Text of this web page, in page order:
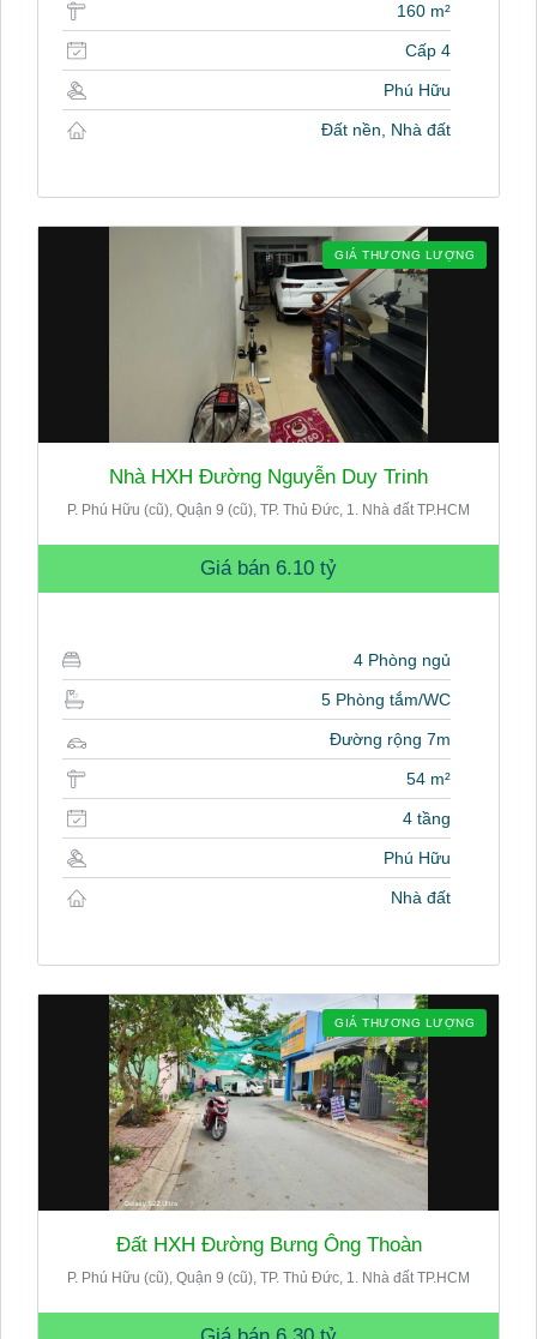
160 m²
Cấp 4
Phú Hữu
Đất nền, Nhà đất
GIÁ THƯƠNG LƯỢNG
Nhà HXH Đường Nguyễn Duy Trinh
P. Phú Hữu (cũ), Quận 9 (cũ), TP. Thủ Đức, 1. Nhà đất TP.HCM
Giá bán 6.10 tỷ
4 Phòng ngủ
5 Phòng tắm/WC
Đường rộng 7m
54 m²
4 tầng
Phú Hữu
Nhà đất
GIÁ THƯƠNG LƯỢNG
Đất HXH Đường Bưng Ông Thoàn
P. Phú Hữu (cũ), Quận 9 (cũ), TP. Thủ Đức, 1. Nhà đất TP.HCM